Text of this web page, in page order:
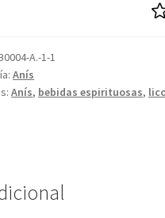
A.-1-1
Anís
Anís, bebidas espirituosas,